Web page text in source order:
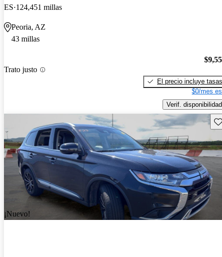
ES 124,451 millas
Peoria, AZ
43 millas
Trato justo
El precio incluye tasas
$0/mes
Verif. disponibilidad
¡Nuevo!